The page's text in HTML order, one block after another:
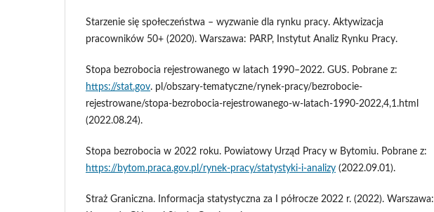
Starzenie się społeczeństwa – wyzwanie dla rynku pracy. Aktywizacja
pracowników 50+ (2020). Warszawa: PARP, Instytut Analiz Rynku Pracy.
Stopa bezrobocia rejestrowanego w latach 1990–2022. GUS. Pobrane z:
https://stat.gov. pl/obszary-tematyczne/rynek-pracy/bezrobocie-
rejestrowane/stopa-bezrobocia-rejestrowanego-w-latach-1990-2022,4,1.html
(2022.08.24).
Stopa bezrobocia w 2022 roku. Powiatowy Urząd Pracy w Bytomiu. Pobrane z:
https://bytom.praca.gov.pl/rynek-pracy/statystyki-i-analizy (2022.09.01).
Straż Graniczna. Informacja statystyczna za I półrocze 2022 r. (2022). Warszawa: